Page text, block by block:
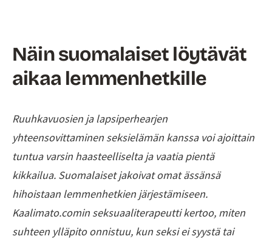
Näin suomalaiset löytävät
aikaa lemmenhetkille
Ruuhkavuosien ja lapsiperhearjen
yhteensovittaminen seksielämän kanssa voi ajoittain
tuntua varsin haasteelliselta ja vaatia pientä
kikkailua. Suomalaiset jakoivat omat ässänsä
hihoistaan lemmenhetkien järjestämiseen.
Kaalimato.comin seksuaaliterapeutti kertoo, miten
suhteen ylläpito onnistuu, kun seksi ei syystä tai